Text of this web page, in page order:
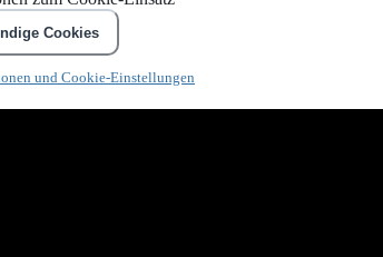
Cookies
und Cookie-Einstellungen